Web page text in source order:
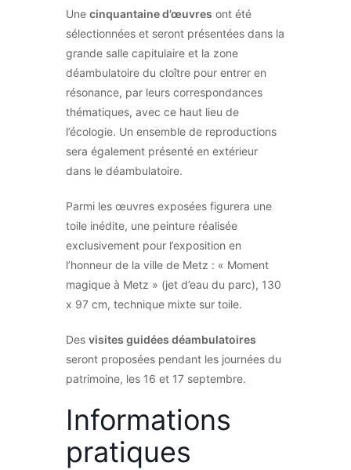
Une cinquantaine d’œuvres ont été
sélectionnées et seront présentées dans la
grande salle capitulaire et la zone
déambulatoire du cloître pour entrer en
résonance, par leurs correspondances
thématiques, avec ce haut lieu de
l’écologie. Un ensemble de reproductions
sera également présenté en extérieur
dans le déambulatoire.
Parmi les œuvres exposées figurera une
toile inédite, une peinture réalisée
exclusivement pour l’exposition en
l’honneur de la ville de Metz : « Moment
magique à Metz » (jet d’eau du parc), 130
x 97 cm, technique mixte sur toile.
Des visites guidées déambulatoires
seront proposées pendant les journées du
patrimoine, les 16 et 17 septembre.
Informations
pratiques